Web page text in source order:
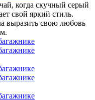
когда скучный серый
свой яркий стиль.
выразить свою любовь